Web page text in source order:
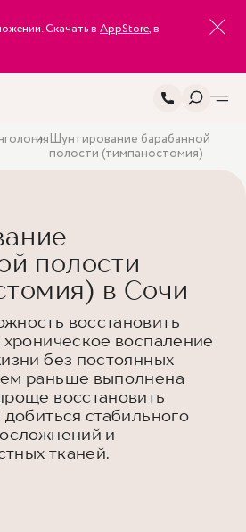
Скачать в AppStore, в
Шунтирование барабанной
полости (тимпаностомия)
полости
в Сочи
восстановить
хроническое воспаление
без постоянных
раньше выполнена
восстановить
добиться стабильного
осложнений и
тканей.